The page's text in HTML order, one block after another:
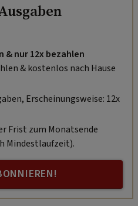
& nur 12x bezahlen
& kostenlos nach Hause
Erscheinungsweise: 12x
Frist zum Monatsende
Mindestlaufzeit).